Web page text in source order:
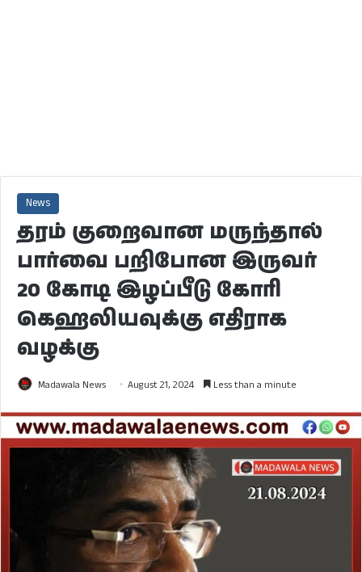
News
தரம் குறைவான மருந்தால்
பார்வை பறிபோன இருவர்
20 கோடி இழப்பீடு கோரி
கெஹலியவுக்கு எதிராக
வழக்கு
Madawala News August 21, 2024 Less than a minute